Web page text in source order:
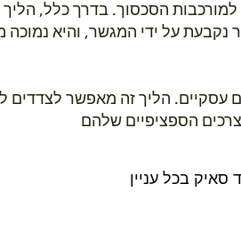
הסכסוך. בדרך כלל,
על ידי המגשר, והיא נמוכה
עסקיים. הליך זה מאפשר
הספציפיים שלהם
סאיק בכל עניין